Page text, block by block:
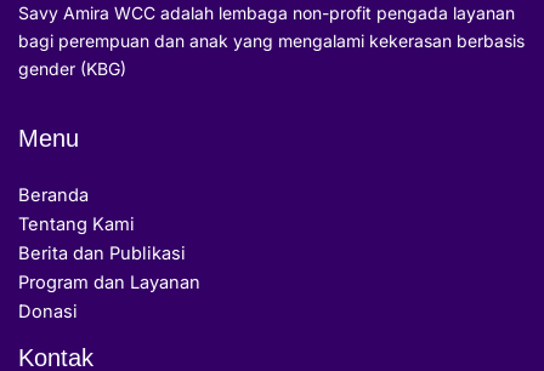
Savy Amira WCC adalah lembaga non-profit pengada layanan
bagi perempuan dan anak yang mengalami kekerasan berbasis
gender (KBG)
Menu
Beranda
Tentang Kami
Berita dan Publikasi
Program dan Layanan
Donasi
Kontak